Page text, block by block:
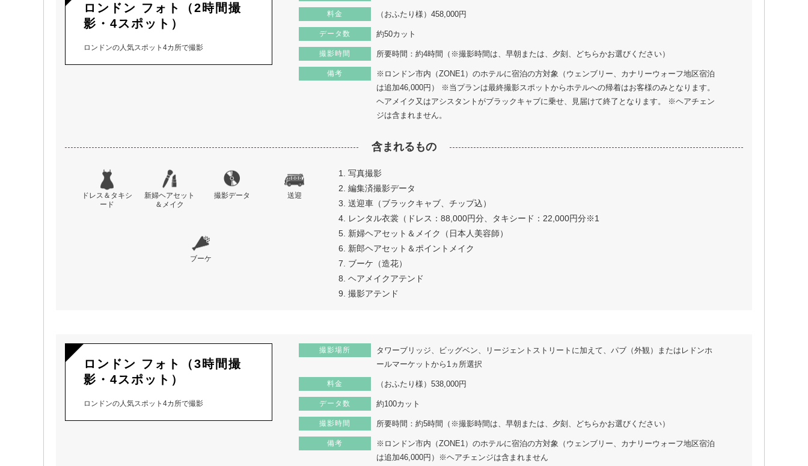
ロンドン フォト（2時間撮
影・4スポット）
ロンドンの人気スポット4カ所で撮影
料金 （おふたり様）458,000円
データ数 約50カット
撮影時間 所要時間：約4時間（※撮影時間は、早朝または、夕刻、どちらかお選びください）
備考
※ロンドン市内（ZONE1）のホテルに宿泊の方対象（ウェンブリー、カナリーウォーフ地区宿泊
は追加46,000円） ※当プランは最終撮影スポットからホテルへの帰着はお客様のみとなります。
ヘアメイク⼜はアシスタントがブラックキャブに乗せ、⾒届けて終了となります。 ※ヘアチェン
ジは含まれません。
含まれるもの
ドレス＆タキシ
ード
新婦ヘアセット
＆メイク
撮影データ 送迎
ブーケ
1. 写真撮影
2. 編集済撮影データ
3. 送迎車（ブラックキャブ、チップ込）
4. レンタル衣裳（ドレス：88,000円分、タキシード：22,000円分※1
5. 新婦ヘアセット＆メイク（日本人美容師）
6. 新郎ヘアセット＆ポイントメイク
7. ブーケ（造花）
8. ヘアメイクアテンド
9. 撮影アテンド
ロンドン フォト（3時間撮
影・4スポット）
ロンドンの人気スポット4カ所で撮影
撮影場所
タワーブリッジ、ビッグベン、リージェントストリートに加えて、パブ（外観）またはレドンホ
ールマーケットから1ヵ所選択
料金 （おふたり様）538,000円
データ数 約100カット
撮影時間 所要時間：約5時間（※撮影時間は、早朝または、夕刻、どちらかお選びください）
備考
※ロンドン市内（ZONE1）のホテルに宿泊の方対象（ウェンブリー、カナリーウォーフ地区宿泊
は追加46,000円）※ヘアチェンジは含まれません